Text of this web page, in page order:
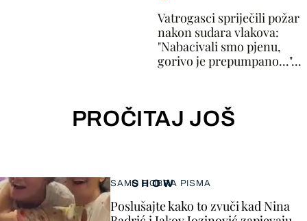
Vatrogasci spriječili požar
nakon sudara vlakova:
"Nabacivali smo pjenu,
gorivo je prepumpano..."...
PROČITAJ JOŠ
SHOW
SAMO DOBRA PISMA
Poslušajte kako to zvuči kad Nina